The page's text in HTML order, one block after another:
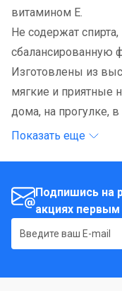
витамином Е.
Не содержат
сбалансированную
Изготовлены из
мягкие и приятные
дома, на прогулке, в
Показать еще
Подпишись на
акциях первым